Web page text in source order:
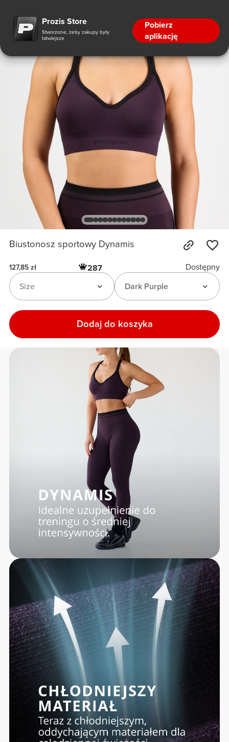
Prozis Store
Stworzone, żeby zakupy były
łatwiejsze
Pobierz
aplikację
Biustonosz sportowy Dynamis
127,85 zł 287
Dostępny
Dark Purple
Size
Dodaj do koszyka